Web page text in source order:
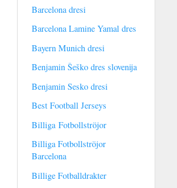
Barcelona dresi
Barcelona Lamine Yamal dres
Bayern Munich dresi
Benjamin Šeško dres slovenija
Benjamin Sesko dresi
Best Football Jerseys
Billiga Fotbollströjor
Billiga Fotbollströjor
Barcelona
Billige Fotballdrakter